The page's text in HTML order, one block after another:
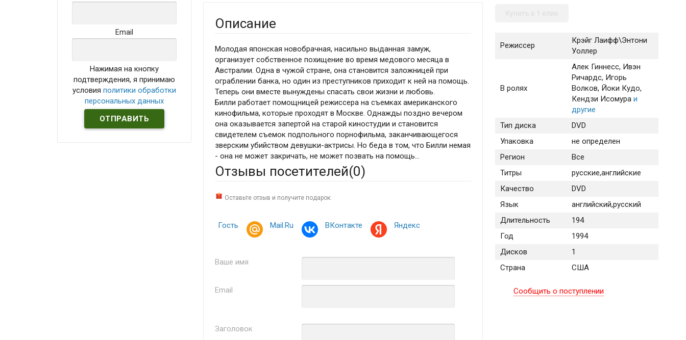
Email
Нажимая на кнопку
подтверждения, я принимаю
условияполитики обработки
персональных данных
Режиссер
Крэйг Лаифф\Энтони
Уоллер
В ролях
Алек Гиннесс, Ивэн
Ричардс, Игорь
Волков, Йоки Кудо,
Кендзи Исомураи
другие
Тип диска
DVD
Упаковка
не определен
Регион
Все
Титры
русские,английские
Качество
DVD
Язык
английский,русский
Длительность
194
Год
1994
Дисков
1
Страна
США
Сообщить о поступлении
Описание
Молодая японская новобрачная, насильно выданная замуж,
организует собственное похищение во время медового месяца в
Австралии. Одна в чужой стране, она становится заложницей при
ограблении банка, но один из преступников приходит к ней на помощь.
Теперь они вместе вынуждены спасать свои жизни и любовь.
Билли работает помощницей режиссера на съемках американского
кинофильма, которые проходят в Москве. Однажды поздно вечером
она оказывается запертой на старой киностудии и становится
свидетелем съемок подпольного порнофильма, заканчивающегося
зверским убийством девушки-актрисы. Но беда в том, что Билли немая
- она не может закричать, не может позвать на помощь...
Отзывы посетителей(0)
Оставьте отзыв и получите подарок:
Гость Mail.Ru ВКонтакте Яндекс
Ваше имя
Email
Заголовок